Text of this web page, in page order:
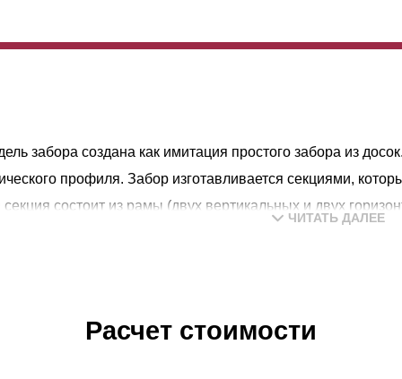
забора создана как имитация простого забора из
профиля. Забор изготавливается секциями,
состоит из рамы (двух вертикальных и двух
и правильным геометрическим формам, забор Ранчо
ЧИТАТЬ ДАЛЕЕ
Расчет стоимости